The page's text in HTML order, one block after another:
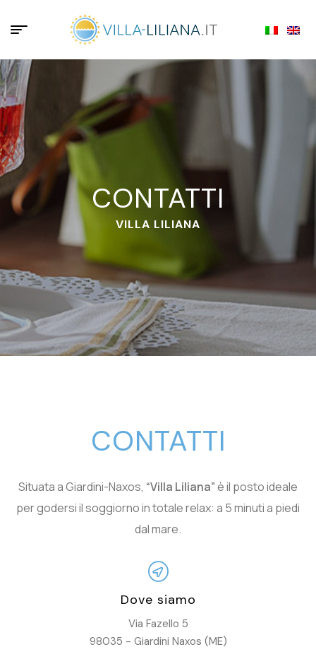
CONTATTI
VILLA LILIANA
CONTATTI
Situata a Giardini-Naxos, “Villa Liliana”è il posto ideale
per godersi il soggiorno in totale relax: a 5 minuti a piedi
dal mare.
Dove siamo
Via Fazello 5
98035 - Giardini Naxos (ME)